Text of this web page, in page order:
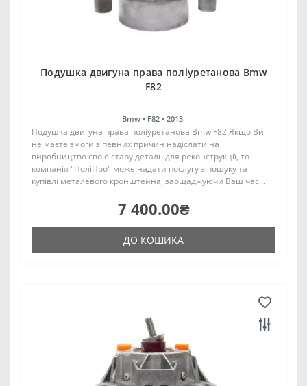
Подушка двигуна права поліуретанова Bmw
F82
Bmw • F82 • 2013-
Подушка двигуна права поліуретанова Bmw F82 Якщо Ви
не маєте змоги з певних причин надіслати на
виробництво свою стару деталь для реконструкції, то
компанія "ПоліПро" може надати послугу з пошуку та
купівлі металевого кронштейна, заощаджуючи Ваш час...
7 400.00₴
ДО КОШИКА